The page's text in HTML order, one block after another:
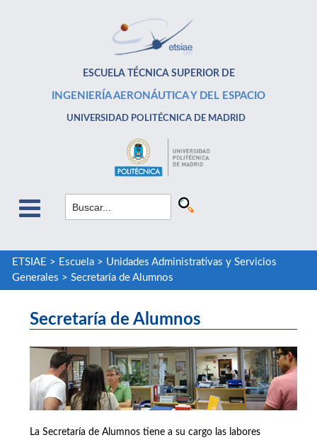
ESCUELA TÉCNICA SUPERIOR DE
INGENIERÍA AERONÁUTICA Y DEL ESPACIO
UNIVERSIDAD POLITÉCNICA DE MADRID
ETSIAE > Escuela> Unidades Administrativas y Servicios
Generales > Secretaría de Alumnos
Secretaría de Alumnos
La Secretaría de Alumnos tiene a su cargo las labores